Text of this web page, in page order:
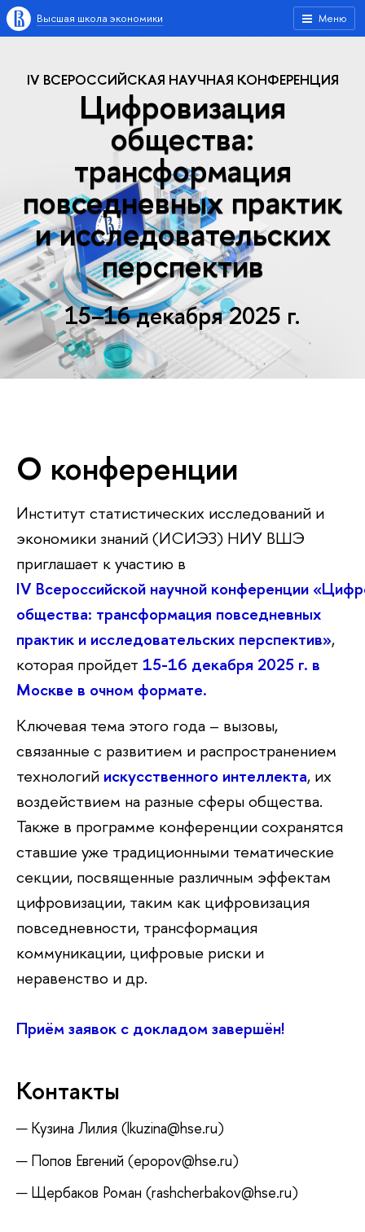
Меню
Высшая школа экономики
IV ВСЕРОССИЙСКАЯ НАУЧНАЯ КОНФЕРЕНЦИЯ
Цифровизация
общества:
трансформация
повседневных практик
и исследовательских
перспектив
15–16 декабря 2025 г.
О конференции
Институт статистических исследований и
экономики знаний (ИСИЭЗ) НИУ ВШЭ
приглашает к участию в
IV Всероссийской научной конференции
общества: трансформация повседневных
практик и исследовательских перспектив»,
которая пройдет 15-16 декабря 2025 г. в
Москве в очном формате.
Ключевая тема этого года – вызовы,
связанные с развитием и распространением
технологий искусственного интеллекта, их
воздействием на разные сферы общества.
Также в программе конференции сохранятся
ставшие уже традиционными тематические
секции, посвященные различным эффектам
цифровизации, таким как цифровизация
повседневности, трансформация
коммуникации, цифровые риски и
неравенство и др.
Приём заявок с докладом завершён!
Контакты
Кузина Лилия (lkuzina@hse.ru)
Попов Евгений (epopov@hse.ru)
Щербаков Роман (rashcherbakov@hse.ru)